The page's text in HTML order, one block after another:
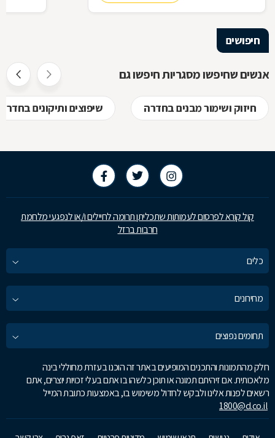
חיפושים
אנשים שחיפשו מסגריות חיפשו גם
חיזוק ושימור מבנים בחדרה שיפוצים ותיקונים בחדרה
קול קורא לפרסום לעמותות שתכליתן תרומה לחיילים ו/או לנפגעי מלחמת
חרבות ברזל
כלים
מחירונים
תחומים נפוצים
חלק מהתמונות והתכנים המופיעים באתר זה הוכנו בעזרת מחוללי בינה
מלאכותית. אם זיהיתם תמונה או תוכן כלשהו בו אתם בעלי זכויות יוצרים, אתם
רשאים לפנות אלינו ולבקש לחדול משימוש בו, באמצעות כתובת המייל
1800@d.co.il